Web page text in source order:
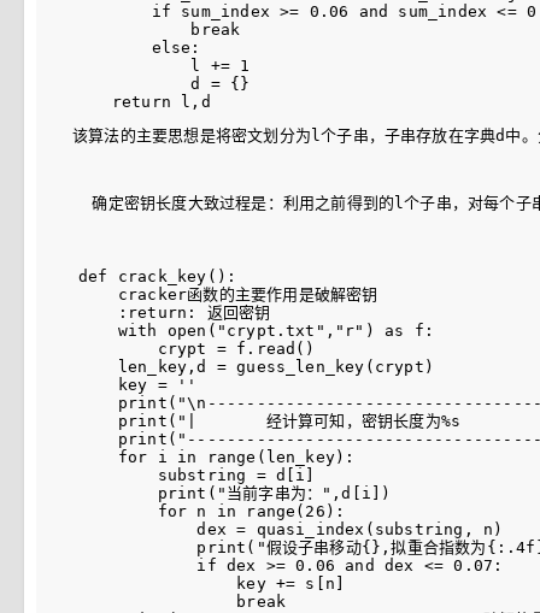
if sum_index >= 0.06 and sum_index <=
            break
        else:
            l += 1
            d = {}
该算法的主要思想是将密文划分为l个子串，子串存放在字典d
确定密钥长度大致过程是：利用之前得到的l个子串，对每个
def crack_key():
    cracker函数的主要作用是破解密钥
    :return: 返回密钥
    with open("crypt.txt","r") as f:
        crypt = f.read()
    len_key,d = guess_len_key(crypt)
    key = ''
print("|       经计算可知，密钥长度为%s
    for i in range(len_key):
        substring = d[i]
        print("当前字串为：",d[i])
        for n in range(26):
            dex = quasi_index(substring, n)
print("假设子串移动{},拟重合指数为
            if dex >= 0.06 and dex <= 0.07:
                key += s[n]
                break